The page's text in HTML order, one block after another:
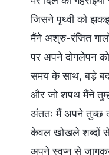
जिसने पृथ्वी को
मैंने अश्रु-रंजित
पर अपने दोगलेपन को
समय के साथ, बड़े
और जो शपथ मैंने
अंततः मैं अपने तुच्छ
केवल खोखले शब्दों से
अपने स्वप्न से